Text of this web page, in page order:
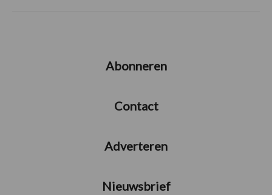
Abonneren
Contact
Adverteren
Nieuwsbrief